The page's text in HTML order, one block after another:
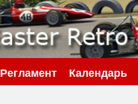
Регламент Календарь